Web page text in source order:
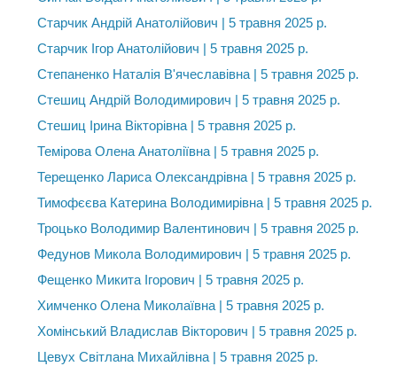
Старчик Андрій Анатолійович | 5 травня 2025 р.
Старчик Ігор Анатолійович | 5 травня 2025 р.
Степаненко Наталія В'ячеславівна | 5 травня 2025 р.
Стешиц Андрій Володимирович | 5 травня 2025 р.
Стешиц Ірина Вікторівна | 5 травня 2025 р.
Темірова Олена Анатоліївна | 5 травня 2025 р.
Терещенко Лариса Олександрівна | 5 травня 2025 р.
Тимофєєва Катерина Володимирівна | 5 травня 2025 р.
Троцько Володимир Валентинович | 5 травня 2025 р.
Федунов Микола Володимирович | 5 травня 2025 р.
Фещенко Микита Ігорович | 5 травня 2025 р.
Химченко Олена Миколаївна | 5 травня 2025 р.
Хомінський Владислав Вікторович | 5 травня 2025 р.
Цевух Світлана Михайлівна | 5 травня 2025 р.